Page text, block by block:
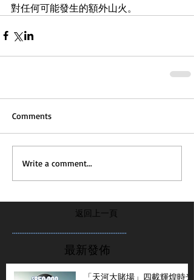
對任何可能發生的額外山火。
Comments
Write a comment...
返回上一頁
...............................................................
最新發佈
「天河大賭場」四載輝煌時光